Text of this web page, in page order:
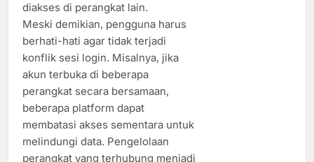
diakses di perangkat lain.
Meski demikian, pengguna harus
berhati-hati agar tidak terjadi
konflik sesi login. Misalnya, jika
akun terbuka di beberapa
perangkat secara bersamaan,
beberapa platform dapat
membatasi akses sementara untuk
melindungi data. Pengelolaan
perangkat yang terhubung menjadi